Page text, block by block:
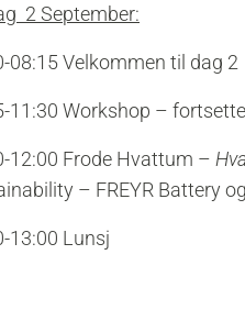
2 September:
08:15 Velkommen til dag 2
11:30 Workshop –
12:00 Frode Hvattum –
– FREYR Battery
13:00 Lunsj